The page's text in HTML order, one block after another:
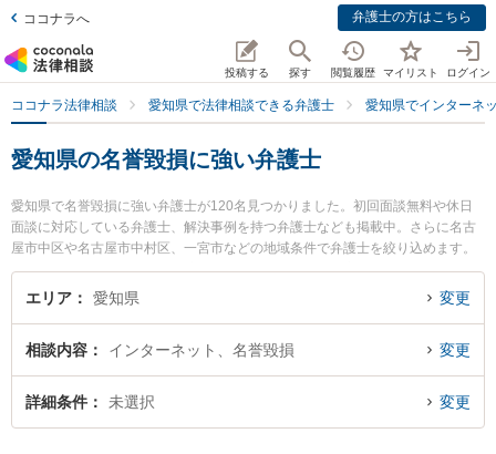
ココナラへ 弁護士の方はこちら
投稿する 探す 閲覧履歴 マイリスト ログイン
ココナラ法律相談 愛知県で法律相談できる弁護士 愛知県でインターネ
愛知県の名誉毀損に強い弁護士
愛知県で名誉毀損に強い弁護士が120名見つかりました。初回面談無料や休日
面談に対応している弁護士、解決事例を持つ弁護士なども掲載中。さらに名古
屋市中区や名古屋市中村区、一宮市などの地域条件で弁護士を絞り込めます。
インターネットに関係する誹謗中傷や名誉毀損、個人特定等の細かな分野での
絞り込み検索もでき便利です。特に名古屋第一法律事務所の林 泰佑弁護士や春
ています。『愛知県で土日や夜間に発生した名誉毀損のトラブルを今すぐに弁
護士に相談したい』『名誉毀損のトラブル解決の実績豊富な近くの弁護士を検
索したい』『初回相談無料で名誉毀損を法律相談できる愛知県内の弁護士に相
エリア 愛知県 変更
相談内容 インターネット、名誉毀損 変更
詳細条件 未選択 変更